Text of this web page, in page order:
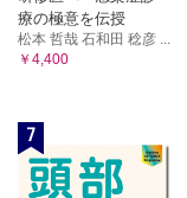
療の極意を伝授
松本 哲哉 石和田 稔彦 ...
￥4,400
7